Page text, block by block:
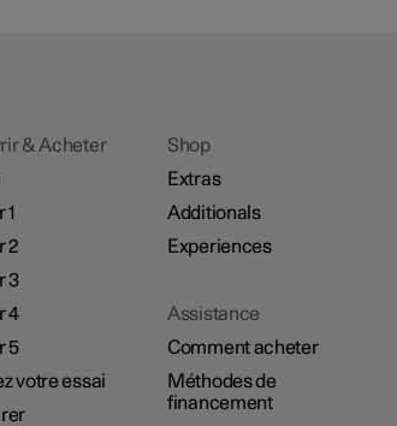
& Acheter
1
2
3
4
5
votre essai
Shop
Extras
Additionals
Experiences
Assistance
Comment acheter
Méthodes de
financement